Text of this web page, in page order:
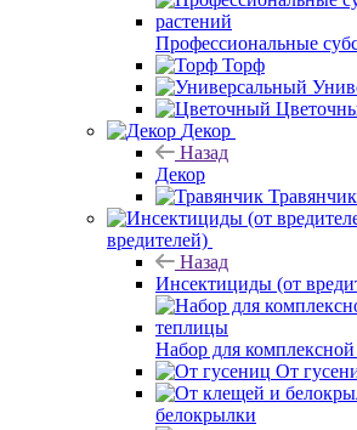
Профессиональные
Торф
Декор
Назад
Декор
Травянчик
вредителей)
Назад
Инсектициды (от
Набор для
От
белокрылки